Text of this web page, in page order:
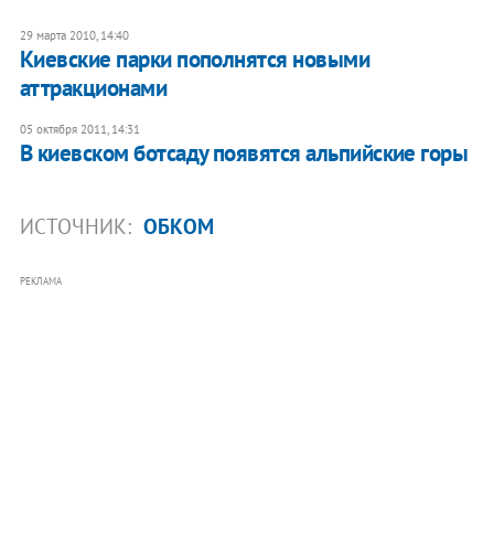
29 марта 2010, 14:40
Киевские парки пополнятся новыми
аттракционами
05 октября 2011, 14:31
В киевском ботсаду появятся альпийские горы
ИСТОЧНИК: ОБКОМ
РЕКЛАМА